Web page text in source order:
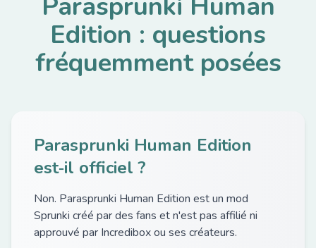
Edition : questions
fréquemment posées
Parasprunki Human Edition
est‑il officiel ?
Non. Parasprunki Human Edition est un mod
Sprunki créé par des fans et n'est pas affilié ni
approuvé par Incredibox ou ses créateurs.